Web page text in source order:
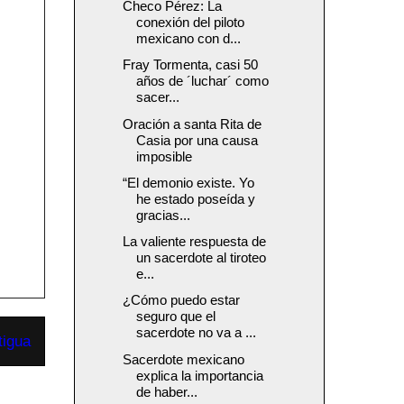
Checo Pérez: La
conexión del piloto
mexicano con d...
Fray Tormenta, casi 50
años de ´luchar´ como
sacer...
Oración a santa Rita de
Casia por una causa
imposible
“El demonio existe. Yo
he estado poseída y
gracias...
La valiente respuesta de
un sacerdote al tiroteo
e...
¿Cómo puedo estar
seguro que el
sacerdote no va a ...
Sacerdote mexicano
explica la importancia
de haber...